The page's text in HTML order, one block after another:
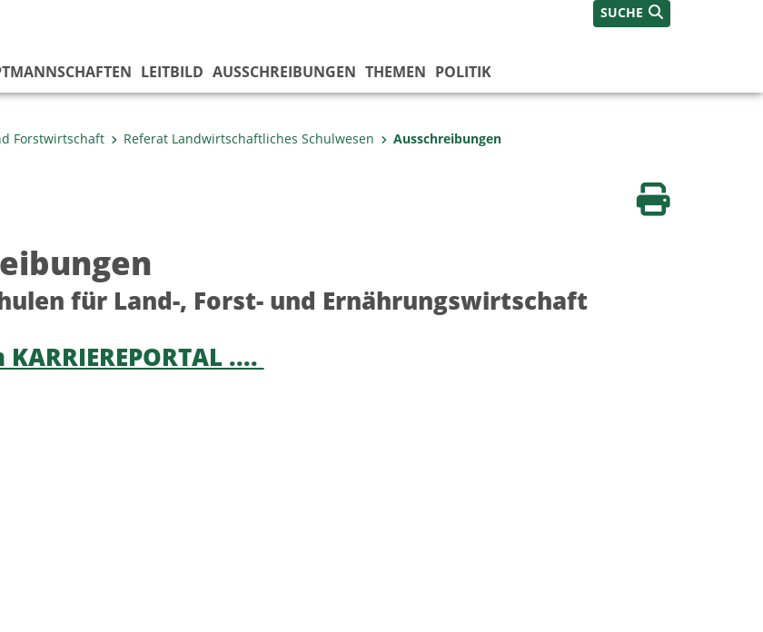
SUCHE
LEITBILD AUSSCHREIBUNGEN THEMEN POLITIK
Forstwirtschaft Referat Landwirtschaftliches Schulwesen Ausschreibungen
Seite drucken
für Land-, Forst- und Ernährungswirtschaft
....